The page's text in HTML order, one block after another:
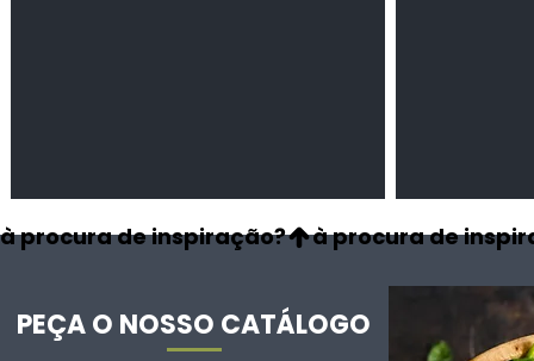
à procura de inspiração?
PEÇA O NOSSO CATÁLOGO